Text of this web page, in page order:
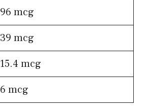
96 mcg
39 mcg
15.4 mcg
6 mcg